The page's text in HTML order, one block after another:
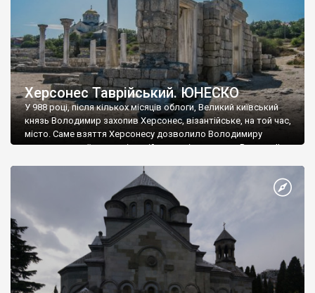
Херсонес Таврійський. ЮНЕСКО
У 988 році, після кількох місяців облоги, Великий київський
князь Володимир захопив Херсонес, візантійське, на той час,
місто. Саме взяття Херсонесу дозволило Володимиру
диктувати свої умови візантійському імператору Василю ІІ, та
Херсонесі Володимир-язичник, став Василем-християнином.
А потім було Хрещення Русі. На честь Херсонесу Таврійського